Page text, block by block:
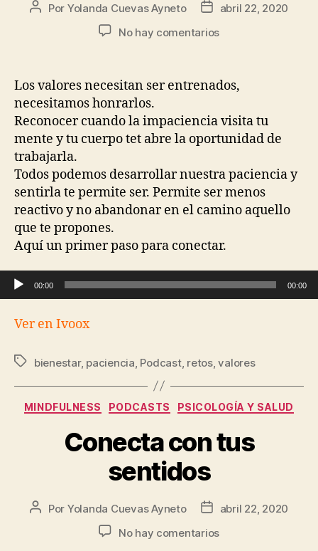
Por Yolanda Cuevas Ayneto
abril 22, 2020
No hay comentarios
Los valores necesitan ser entrenados,
necesitamos honrarlos.
Reconocer cuando la impaciencia visita tu
mente y tu cuerpo tet abre la oportunidad de
trabajarla.
Todos podemos desarrollar nuestra paciencia y
sentirla te permite ser. Permite ser menos
reactivo y no abandonar en el camino aquello
que te propones.
Aquí un primer paso para conectar.
Reproductor de audio
00:00 00:00
Ver en Ivoox
bienestar, paciencia, Podcast, retos,valores
MINDFULNESS PODCASTS PSICOLOGÍA Y SALUD
Conecta con tus
sentidos
Por Yolanda Cuevas Ayneto
abril 22, 2020
No hay comentarios